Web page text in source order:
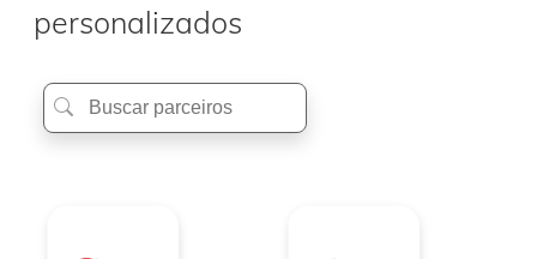
personalizados